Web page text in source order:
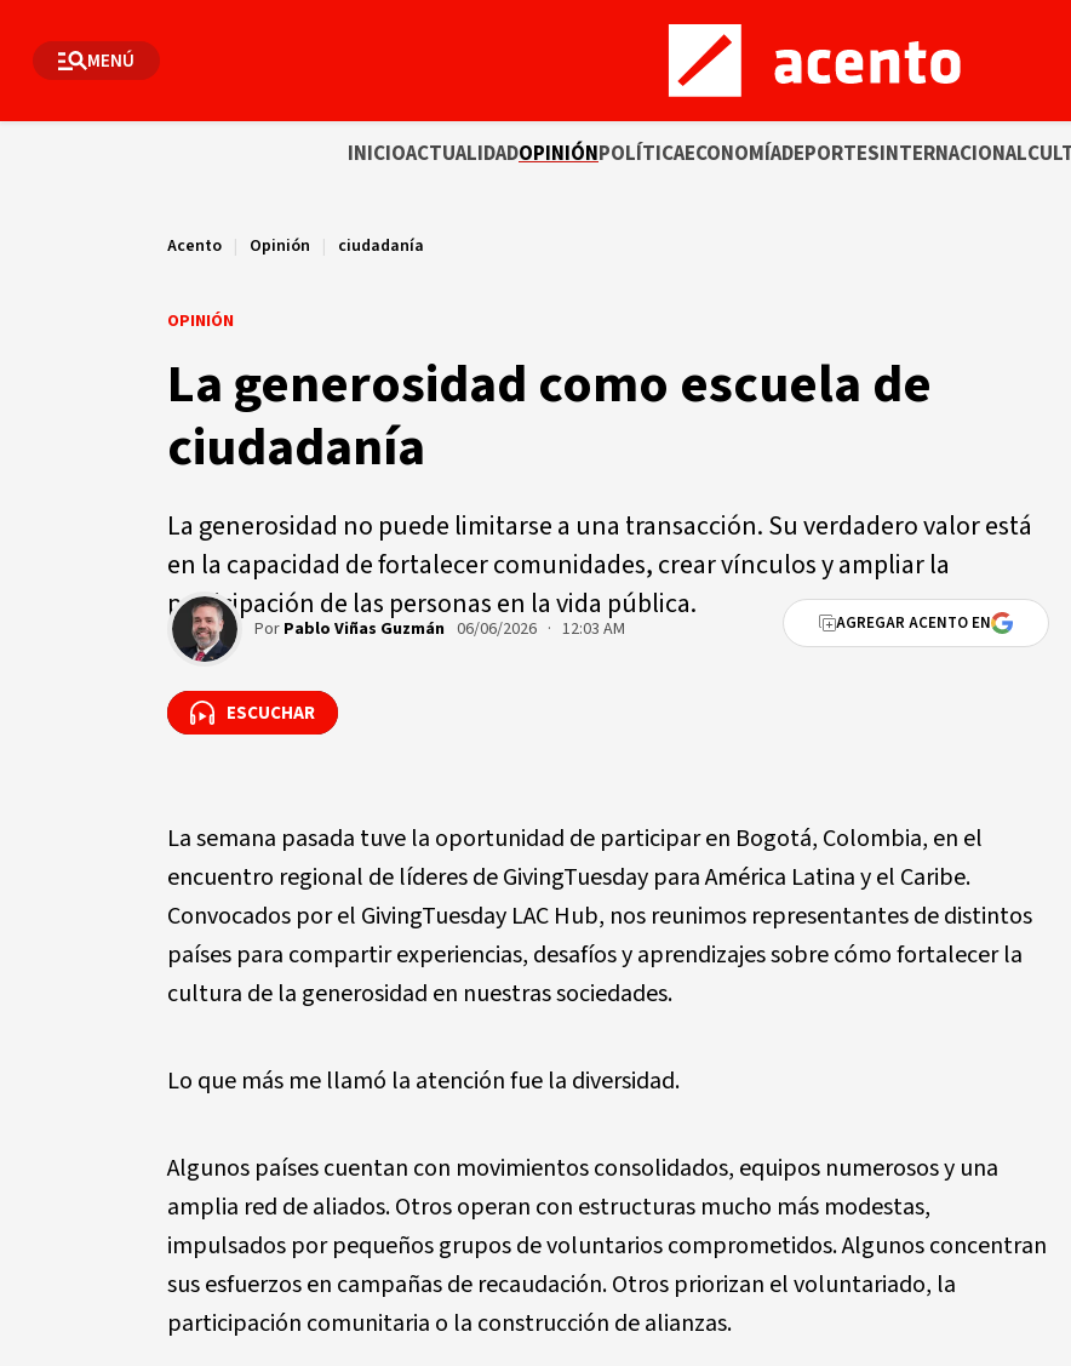
MENÚ
INICIOACTUALIDADOPINIÓNPOLÍTICAECONOMÍADEPORTESINTERNACIONAL
Acento | Opinión | ciudadanía
OPINIÓN
La generosidad como escuela de
ciudadanía
La generosidad no puede limitarse a una transacción. Su verdadero valor está
en la capacidad de fortalecer comunidades, crear vínculos y ampliar la
participación de las personas en la vida pública.
Por Pablo Viñas Guzmán 06/06/2026 · 12:03 AM AGREGAR ACENTO EN
ESCUCHAR
ESCUCHAR
La semana pasada tuve la oportunidad de participar en Bogotá, Colombia, en el
encuentro regional de líderes de GivingTuesday para América Latina y el Caribe.
Convocados por el GivingTuesday LAC Hub, nos reunimos representantes de distintos
países para compartir experiencias, desafíos y aprendizajes sobre cómo fortalecer la
cultura de la generosidad en nuestras sociedades.
Lo que más me llamó la atención fue la diversidad.
Algunos países cuentan con movimientos consolidados, equipos numerosos y una
amplia red de aliados. Otros operan con estructuras mucho más modestas,
impulsados por pequeños grupos de voluntarios comprometidos. Algunos concentran
sus esfuerzos en campañas de recaudación. Otros priorizan el voluntariado, la
participación comunitaria o la construcción de alianzas.